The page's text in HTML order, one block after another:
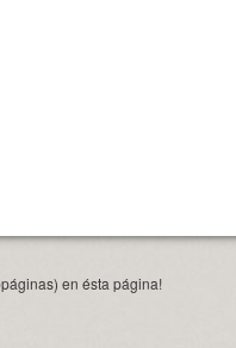
en ésta página!